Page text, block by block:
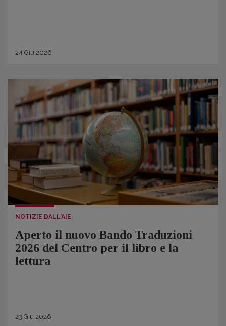
24 Giu 2026
NOTIZIE DALL'AIE
Aperto il nuovo Bando Traduzioni
2026 del Centro per il libro e la
lettura
23 Giu 2026